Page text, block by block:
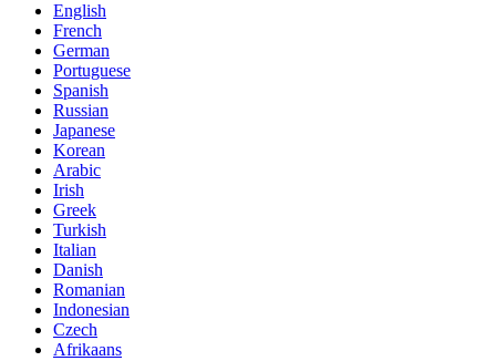
English
French
German
Portuguese
Spanish
Russian
Japanese
Korean
Arabic
Irish
Greek
Turkish
Italian
Danish
Romanian
Indonesian
Czech
Afrikaans